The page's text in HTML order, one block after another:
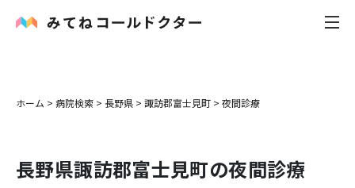
内科
花粉症
ホーム > 病院検索 > 長野県 > 諏訪郡富士見町 > 夜間診療
長野県諏訪郡富士見町の夜間診療